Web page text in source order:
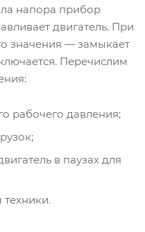
напора прибор
двигатель. При
значения — замыкает
Перечислим
рабочего давления;
в паузах для